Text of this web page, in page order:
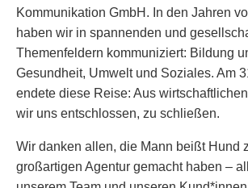
Kommunikation GmbH. In den Jahren
haben wir in spannenden und
Themenfeldern kommuniziert: Bildung
Gesundheit, Umwelt und Soziales. Am
endete diese Reise: Aus
wir uns entschlossen, zu schließen.
Wir danken allen, die Mann beißt Hund
großartigen Agentur gemacht haben –